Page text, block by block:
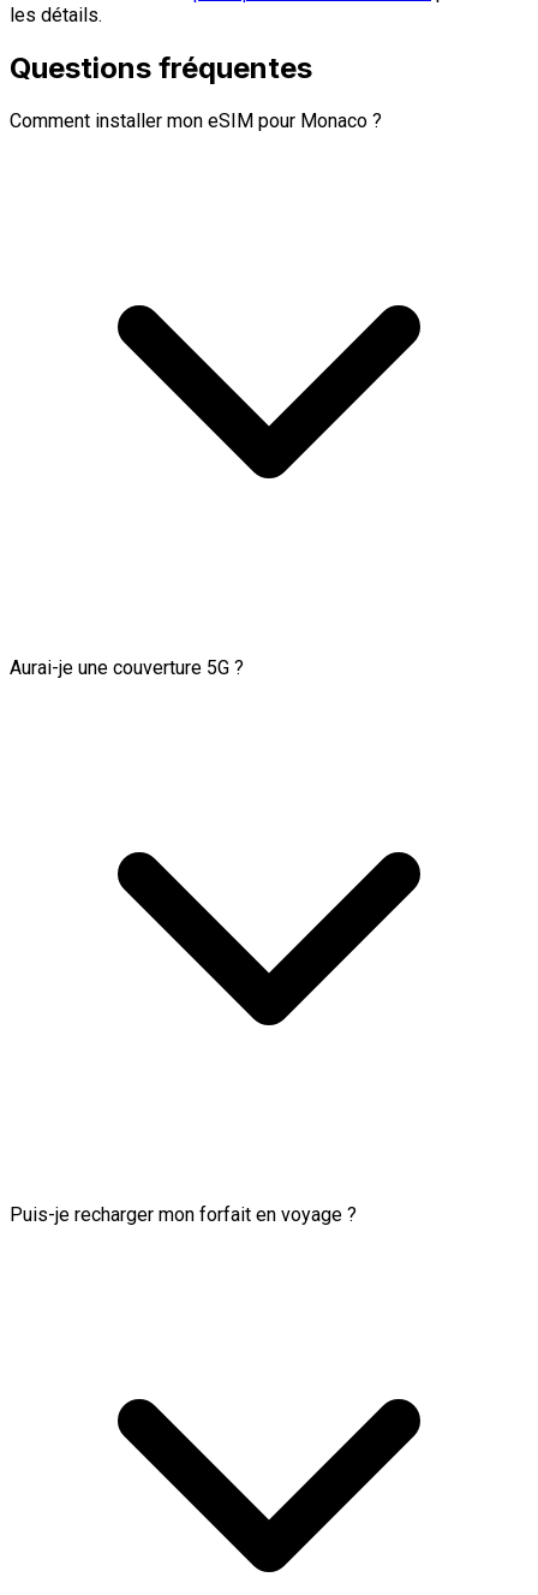
les détails.
Questions fréquentes
Comment installer mon eSIM pour Monaco ?
Aurai-je une couverture 5G ?
Puis-je recharger mon forfait en voyage ?